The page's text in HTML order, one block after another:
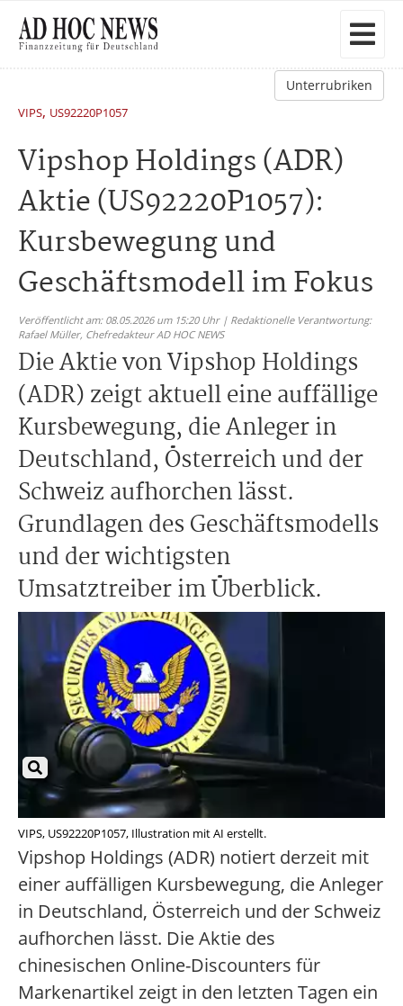
Unterrubriken
VIPS, US92220P1057
Vipshop Holdings (ADR)
Aktie (US92220P1057):
Kursbewegung und
Geschäftsmodell im Fokus
Veröffentlicht am: 08.05.2026 um 15:20 Uhr | Redaktionelle Verantwortung:
Rafael Müller, Chefredakteur AD HOC NEWS
Die Aktie von Vipshop Holdings
(ADR) zeigt aktuell eine auffällige
Kursbewegung, die Anleger in
Deutschland, Österreich und der
Schweiz aufhorchen lässt.
Grundlagen des Geschäftsmodells
und der wichtigsten
Umsatztreiber im Überblick.
VIPS, US92220P1057, Illustration mit AI erstellt.
Vipshop Holdings (ADR) notiert derzeit mit
einer auffälligen Kursbewegung, die Anleger
in Deutschland, Österreich und der Schweiz
aufhorchen lässt. Die Aktie des
chinesischen Online-Discounters für
Markenartikel zeigt in den letzten Tagen ein